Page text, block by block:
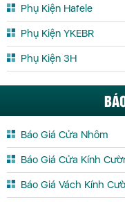
Phụ Kiện Hafele
Phụ Kiện YKEBR
Phụ Kiện 3H
Báo Giá Cửa Nhôm
Báo Giá Cửa Kính
Báo Giá Vách Kính